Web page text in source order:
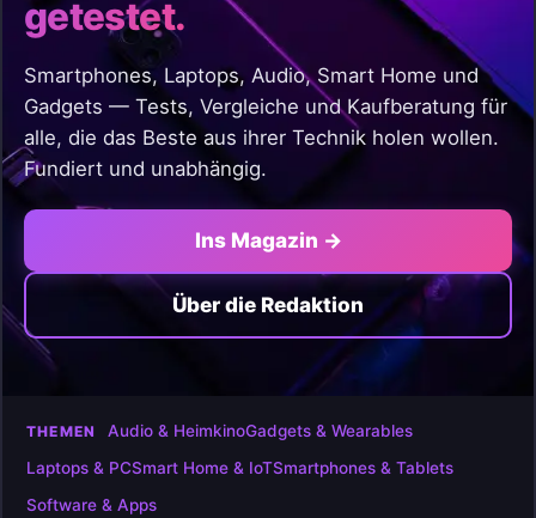
getestet.
Smartphones, Laptops, Audio, Smart Home und
Gadgets — Tests, Vergleiche und Kaufberatung für
alle, die das Beste aus ihrer Technik holen wollen.
Fundiert und unabhängig.
Ins Magazin →
Über die Redaktion
THEMEN Audio & HeimkinoGadgets & Wearables
Laptops & PCSmart Home & IoTSmartphones & Tablets
Software & Apps